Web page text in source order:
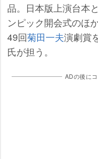
品。日本版上演台本
ンピック開会式のほ
49回菊田一夫演劇賞
氏が担う。
ADの後に